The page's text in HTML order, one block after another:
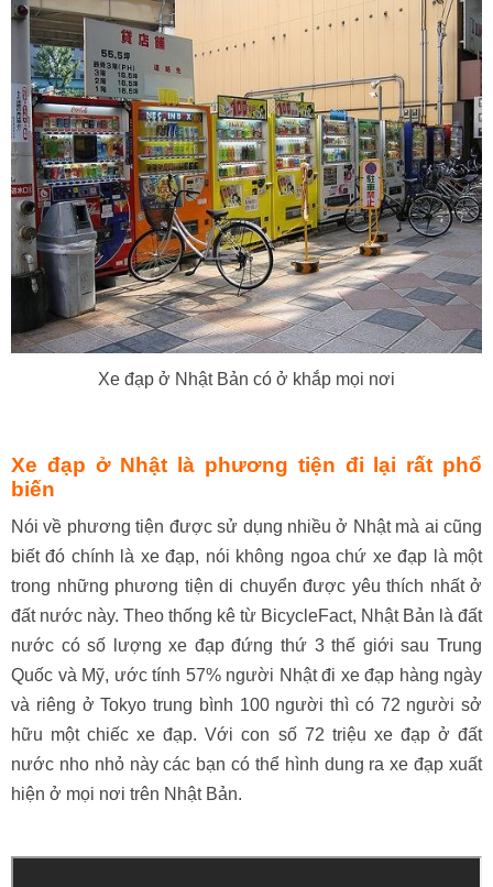
Xe đạp ở Nhật Bản có ở khắp mọi nơi
Xe đạp ở Nhật là phương tiện đi lại rất phổ
biến
Nói về phương tiện được sử dụng nhiều ở Nhật mà ai cũng
biết đó chính là xe đạp, nói không ngoa chứ xe đạp là một
trong những phương tiện di chuyển được yêu thích nhất ở
đất nước này. Theo thống kê từ BicycleFact, Nhật Bản là đất
nước có số lượng xe đạp đứng thứ 3 thế giới sau Trung
Quốc và Mỹ, ước tính 57% người Nhật đi xe đạp hàng ngày
và riêng ở Tokyo trung bình 100 người thì có 72 người sở
hữu một chiếc xe đạp. Với con số 72 triệu xe đạp ở đất
nước nho nhỏ này các bạn có thể hình dung ra xe đạp xuất
hiện ở mọi nơi trên Nhật Bản.